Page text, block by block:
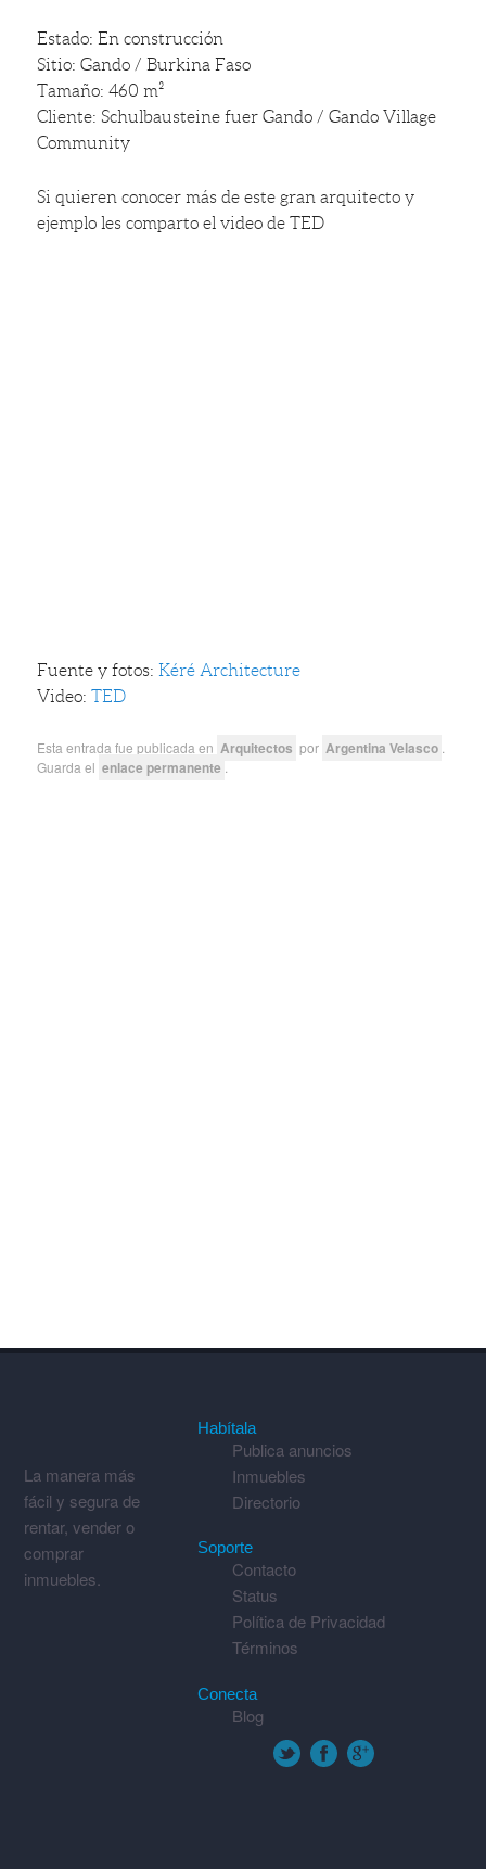
Estado: En construcción
Sitio: Gando / Burkina Faso
Tamaño: 460 m²
Cliente: Schulbausteine ​​fuer Gando / Gando Village
Community
Si quieren conocer más de este gran arquitecto y
ejemplo les comparto el video de TED
Fuente y fotos:Kéré Architecture
Video:TED
Esta entrada fue publicada en Arquitectos por Argentina Velasco
Guarda el enlace permanente
La manera más
fácil y segura de
rentar, vender o
comprar
inmuebles.
Habítala
Publica anuncios
Inmuebles
Directorio
Soporte
Contacto
Status
Política de Privacidad
Términos
Conecta
Blog